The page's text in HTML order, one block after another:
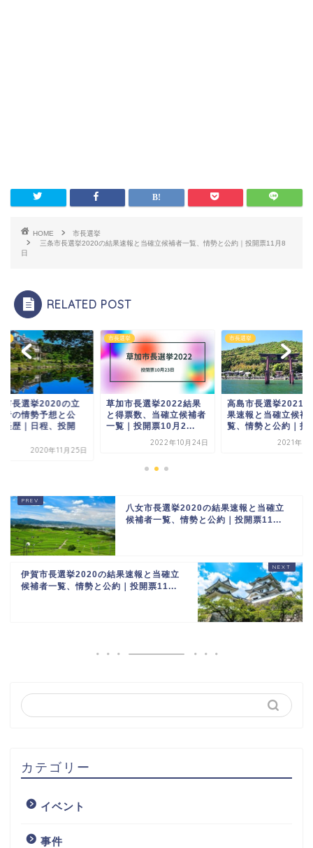
HOME
市長選挙
三条市長選挙2020の結果速報と当確立候補者一覧、情勢と公約｜投開票11月8
日
RELATED POST
市長選挙2020の立
者の情勢予想と公
経歴｜日程、投開
2020年11月25日
市長選挙
草加市長選挙2022結果
と得票数、当確立候補者
一覧｜投開票10月2...
2022年10月24日
市長選挙
高島市長選挙2021
果速報と当確立候補
覧、情勢と公約｜投
2021年1
八女市長選挙2020の結果速報と当確立
候補者一覧、情勢と公約｜投開票11...
伊賀市長選挙2020の結果速報と当確立
候補者一覧、情勢と公約｜投開票11...
カテゴリー
イベント
事件